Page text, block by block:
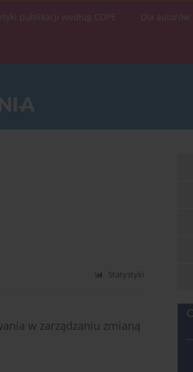
publikacji według COPE Dla autorów
Statystyki
w zarządzaniu zmianą